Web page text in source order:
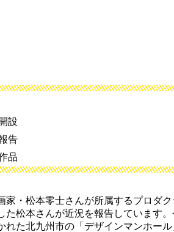
設
告
品
・松本零士さんが所属するプロダ
た松本さんが近況を報告しています
れた北九州市の「デザインマンホール